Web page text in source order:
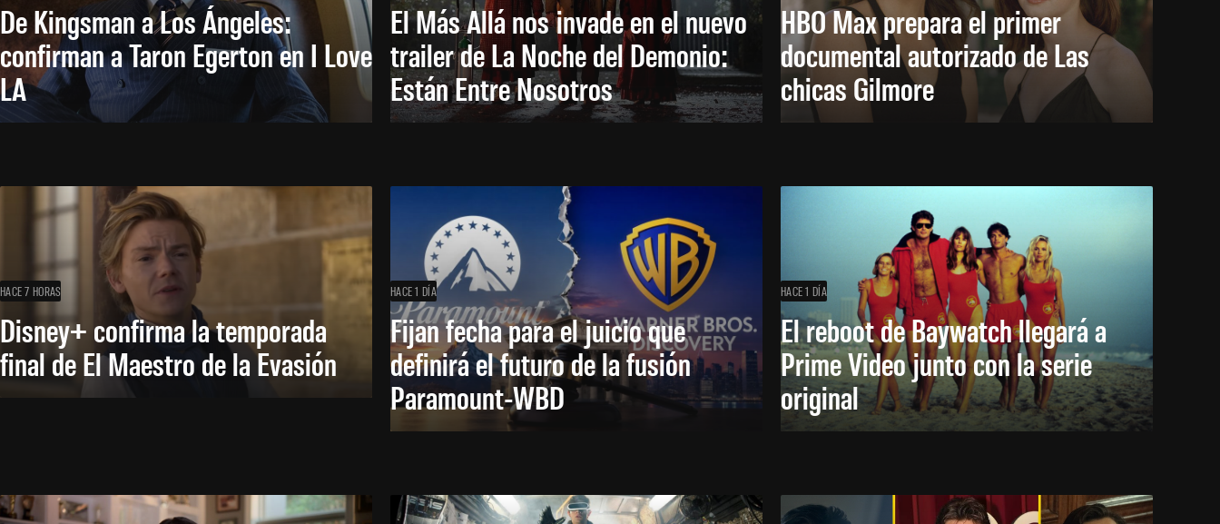
De Kingsman a Los Ángeles:
confirman a Taron Egerton en I Love
LA
El Más Allá nos invade en el nuevo
trailer de La Noche del Demonio:
Están Entre Nosotros
HBO Max prepara el primer
documental autorizado de Las
chicas Gilmore
HACE 7 HORAS
Disney+ confirma la temporada
final de El Maestro de la Evasión
HACE 1 DÍA
Fijan fecha para el juicio que
definirá el futuro de la fusión
Paramount-WBD
HACE 1 DÍA
El reboot de Baywatch llegará a
Prime Video junto con la serie
original